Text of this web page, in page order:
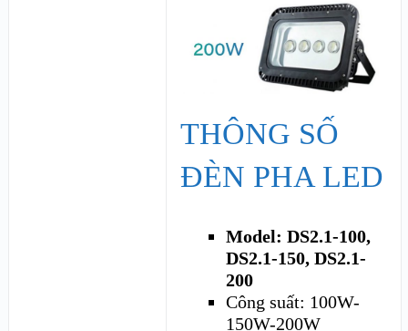
THÔNG SỐ
ĐÈN PHA LED
Model: DS2.1-100,
DS2.1-150, DS2.1-
200
Công suất: 100W-
150W-200W